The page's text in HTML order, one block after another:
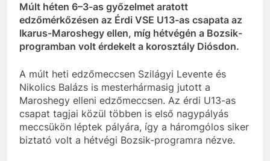
Múlt héten 6–3-as győzelmet aratott
edzőmérkőzésen az Érdi VSE U13-as csapata az
Ikarus-Maroshegy ellen, míg hétvégén a Bozsik-
programban volt érdekelt a korosztály Diósdon.
A múlt heti edzőmeccsen Szilágyi Levente és
Nikolics Balázs is mesterhármasig jutott a
Maroshegy elleni edzőmeccsen. Az érdi U13-as
csapat tagjai közül többen is első nagypályás
meccsükön léptek pályára, így a háromgólos siker
biztató volt a hétvégi Bozsik-programra nézve.